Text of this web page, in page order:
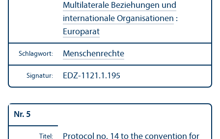
Multilaterale Beziehungen und
internationale Organisationen :
Europarat
Schlagwort: Menschenrechte
Signatur: EDZ-1121.1.195
Nr. 5
Titel:
Protocol no. 14 to the convention for